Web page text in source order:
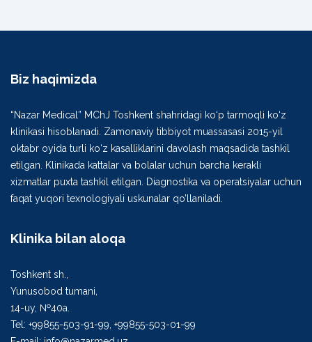
Biz haqimizda
“Nazar Medical” MChJ Toshkent shahridagi ko‘p tarmoqli ko‘z
klinikasi hisoblanadi. Zamonaviy tibbiyot muassasasi 2015-yil
oktabr oyida turli ko‘z kasalliklarini davolash maqsadida tashkil
etilgan. Klinikada kattalar va bolalar uchun barcha kerakli
xizmatlar puxta tashkil etilgan. Diagnostika va operatsiyalar uchun
faqat yuqori texnologiyali uskunalar qo’llaniladi.
Klinika bilan aloqa
Toshkent sh.,
Yunusobod tumani,
14-uy, №40а.
Tel: +99855-503-91-99, +99855-503-01-99